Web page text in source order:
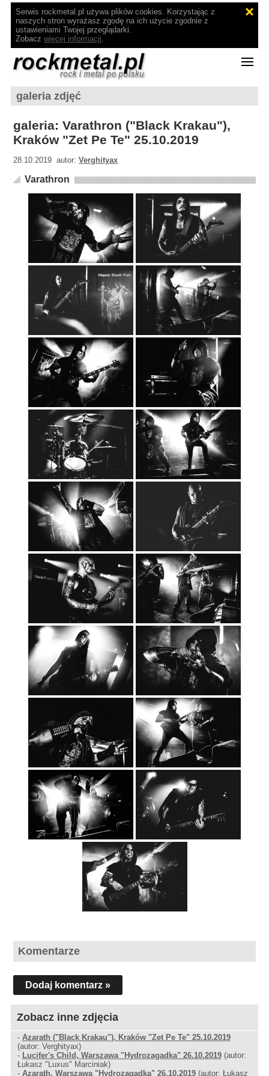
Serwis rockmetal.pl używa plików cookies. Korzystając z
naszych stron wyrażasz zgodę na ich użycie zgodnie z
ustawieniami Twojej przeglądarki.
Zobacz więcej informacji.
galeria zdjęć
galeria: Varathron ("Black Krakau"),
Kraków "Zet Pe Te" 25.10.2019
28.10.2019 autor:Verghityax
Varathron
Komentarze
Dodaj komentarz »
Zobacz inne zdjęcia
- Azarath ("Black Krakau"), Kraków "Zet Pe Te" 25.10.2019
(autor: Verghityax)
- Lucifer's Child, Warszawa "Hydrozagadka" 26.10.2019(autor:
Łukasz "Luxus" Marciniak)
- Azarath, Warszawa "Hydrozagadka" 26.10.2019(autor: Łukasz